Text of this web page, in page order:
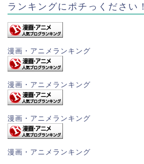
ランキングにポチっください！
漫画・アニメランキング
漫画・アニメランキング
漫画・アニメランキング
漫画・アニメランキング